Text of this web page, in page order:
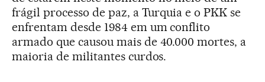
frágil processo de paz, a Turquia e o PKK se
enfrentam desde 1984 em um conflito
armado que causou mais de 40.000 mortes, a
maioria de militantes curdos.